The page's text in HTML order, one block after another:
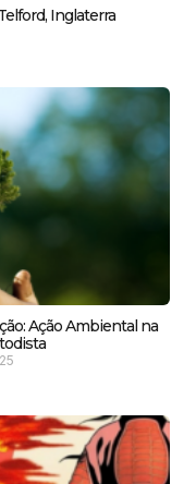
Inglaterra
Ação Ambiental na